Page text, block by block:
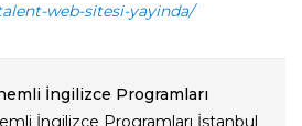
web-sitesi-yayinda/
İngilizce Programları
İngilizce Programları İstanbul